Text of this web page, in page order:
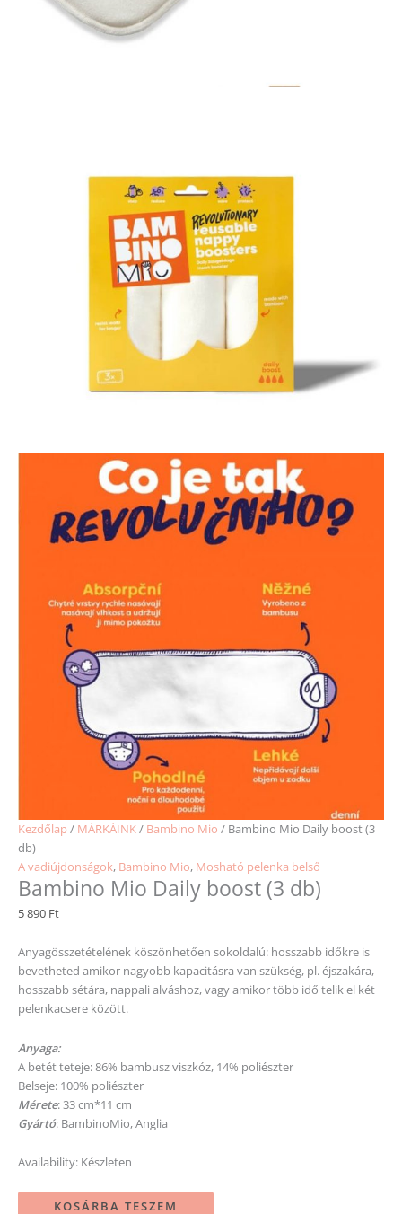
Kezdőlap / MÁRKÁINK/ Bambino Mio / Bambino Mio Daily boost (3
db)
A vadiújdonságok, Bambino Mio, Mosható pelenka belső
Bambino Mio Daily boost (3 db)
5 890 Ft
Anyagösszetételének köszönhetően sokoldalú: hosszabb időkre is
bevetheted amikor nagyobb kapacitásra van szükség, pl. éjszakára,
hosszabb sétára, nappali alváshoz, vagy amikor több idő telik el két
pelenkacsere között.
Anyaga:
A betét teteje: 86% bambusz viszkóz, 14% poliészter
Belseje: 100% poliészter
Mérete: 33 cm*11 cm
Gyártó: BambinoMio, Anglia
Availability: Készleten
KOSÁRBA TESZEM